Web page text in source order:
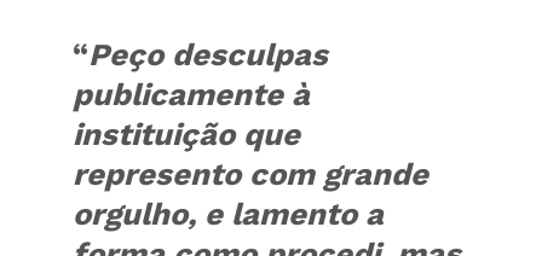
“Peço desculpas
publicamente à
instituição que
represento com grande
orgulho, e lamento a